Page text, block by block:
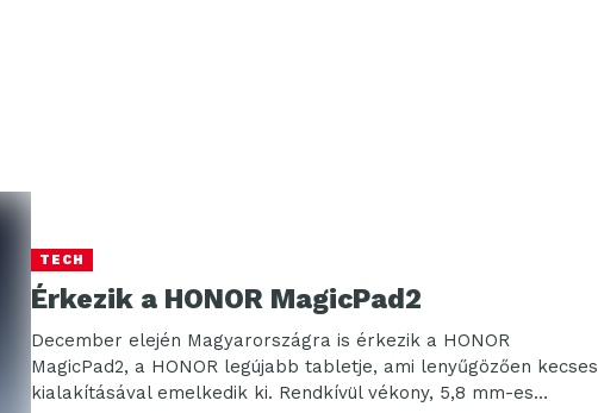
TECH
Érkezik a HONOR MagicPad2
December elején Magyarországra is érkezik a HONOR
MagicPad2, a HONOR legújabb tabletje, ami lenyűgözően kecses
kialakításával emelkedik ki. Rendkívül vékony, 5,8 mm-es